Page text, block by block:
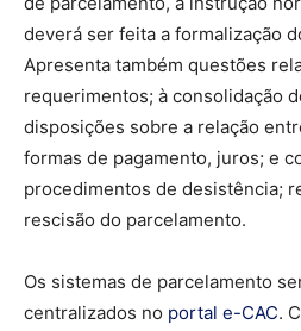
deverá ser feita a formalização
Apresenta também questões
requerimentos; à consolidação
disposições sobre a relação
formas de pagamento, juros; e
procedimentos de desistência;
rescisão do parcelamento.
Os sistemas de parcelamento
centralizados no portal e-CAC.